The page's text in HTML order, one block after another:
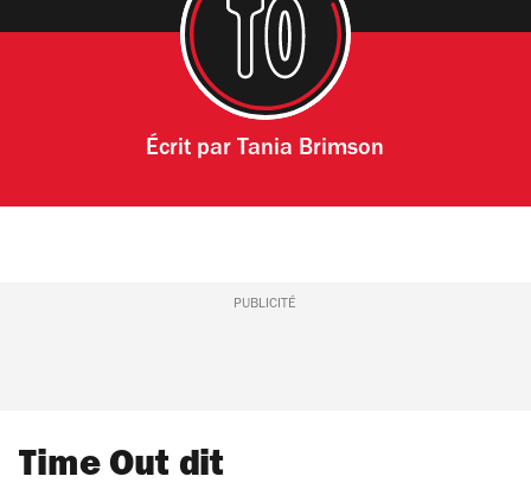
Écrit par Tania Brimson
PUBLICITÉ
Time Out dit